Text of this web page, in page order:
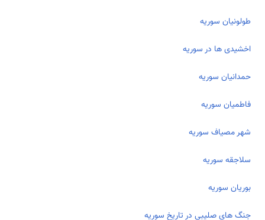
طولونیان سوریه
اخشیدی­ ها در سوریه
حمدانیان سوریه
فاطمیان سوریه
شهر مصیاف سوریه
سلاجقه سوریه
بوریان سوریه
جنگ های صلیبی در تاریخ سوریه